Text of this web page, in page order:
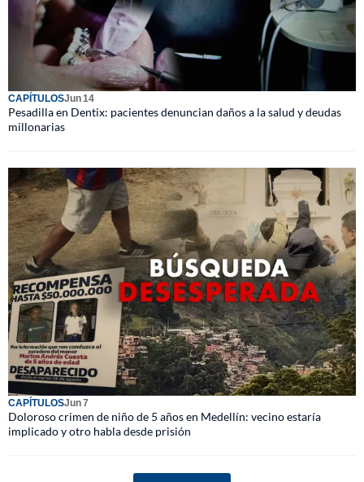
CAPÍTULOSJun 14
Pesadilla en Dentix: pacientes denuncian daños a la salud y deudas
millonarias
CAPÍTULOSJun 7
Doloroso crimen de niño de 5 años en Medellín: vecino estaría
implicado y otro habla desde prisión